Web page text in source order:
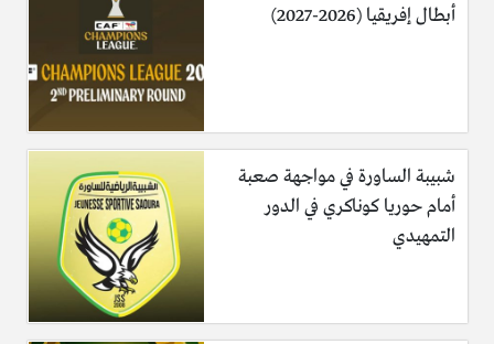
أبطال إفريقيا (2026-2027)
شبيبة الساورة في مواجهة صعبة
أمام حوريا كوناكري في الدور
التمهيدي